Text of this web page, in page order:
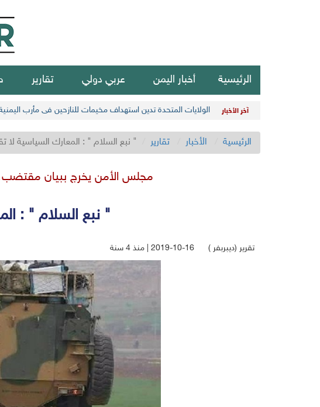
الرئيسية أخبار اليمن عربي دولي تقارير
آخر الأخبار الولايات المتحدة تدين استهداف مخيمات للنازحين في مأرب
الرئيسية الأخبار تقارير " نبع السلام " : المعارك السياسية لا
مجلس الأمن يخرج ببيان مقتضب،
" نبع السلام " :
تقرير (ديبربفر ) 2019-10-16 | منذ 4 سنة